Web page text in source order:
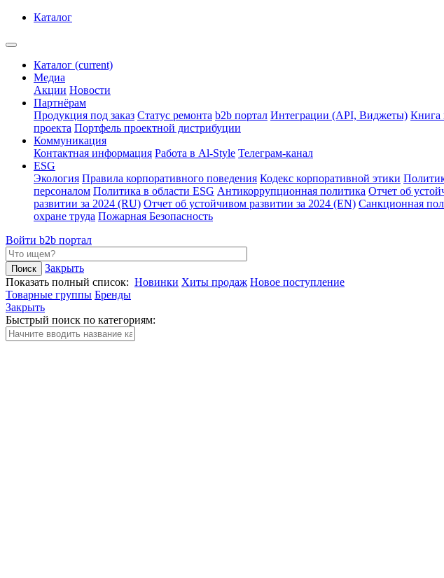
Каталог
Каталог (current)
Медиа
Акции Новости
Партнёрам
Продукция под заказ Статус ремонта b2b портал Интеграции (API, Виджеты) Книга
проекта Портфель проектной дистрибуции
Коммуникация
Контактная информация Работа в Al-Style Телеграм-канал
ESG
Экология Правила корпоративного поведения Кодекс корпоративной этики
персоналом Политика в области ESG Антикоррупционная политика Отчет об
развитии за 2024 (RU) Отчет об устойчивом развитии за 2024 (EN) Санкционная
охране труда Пожарная Безопасность
Войти b2b портал
Закрыть
Показать полный список: Новинки Хиты продаж Новое поступление
Товарные группы Бренды
Закрыть
Быстрый поиск по категориям: